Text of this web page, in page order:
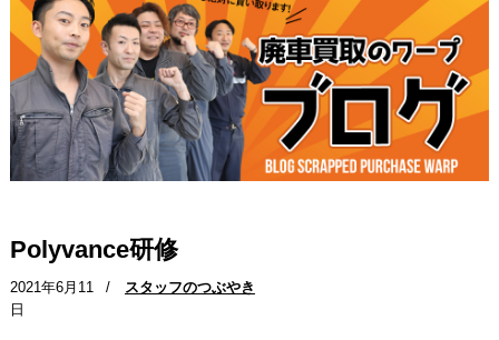
Polyvance研修
2021年6月11
日
/ スタッフのつぶやき